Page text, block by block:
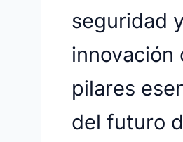
seguridad
innovación
pilares
del futuro